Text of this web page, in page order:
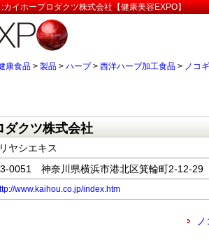
イホープロダクツ株式会社【健康美容EXPO】
康食品 > 製品 > ハーブ > 西洋ハーブ加工食品 > ノコ
ダクツ株式会社
ヤシエキス
0051 神奈川県横浜市港北区箕輪町2-12-29
www.kaihou.co.jp/index.htm